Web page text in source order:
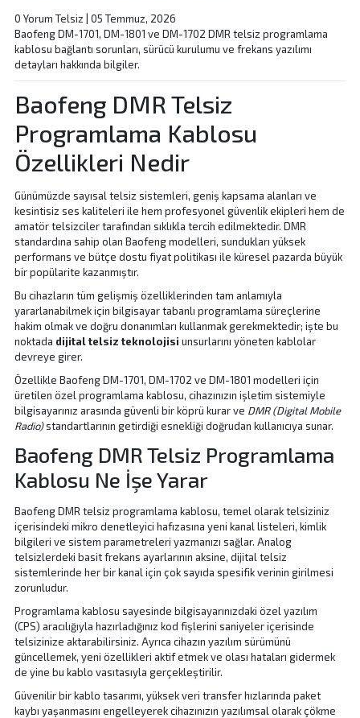
0 YorumTelsiz | 05 Temmuz, 2026
Baofeng DM-1701, DM-1801 ve DM-1702 DMR telsiz programlama
kablosu bağlantı sorunları, sürücü kurulumu ve frekans yazılımı
detayları hakkında bilgiler.
Baofeng DMR Telsiz
Programlama Kablosu
Özellikleri Nedir
Günümüzde sayısal telsiz sistemleri, geniş kapsama alanları ve
kesintisiz ses kaliteleri ile hem profesyonel güvenlik ekipleri hem de
amatör telsizciler tarafından sıklıkla tercih edilmektedir. DMR
standardına sahip olan Baofeng modelleri, sundukları yüksek
performans ve bütçe dostu fiyat politikası ile küresel pazarda büyük
bir popülarite kazanmıştır.
Bu cihazların tüm gelişmiş özelliklerinden tam anlamıyla
yararlanabilmek için bilgisayar tabanlı programlama süreçlerine
hakim olmak ve doğru donanımları kullanmak gerekmektedir; işte bu
noktada dijital telsiz teknolojisi unsurlarını yöneten kablolar
devreye girer.
Özellikle Baofeng DM-1701, DM-1702 ve DM-1801 modelleri için
üretilen özel programlama kablosu, cihazınızın işletim sistemiyle
bilgisayarınız arasında güvenli bir köprü kurar ve DMR (Digital Mobile
Radio)standartlarının getirdiği esnekliği doğrudan kullanıcıya sunar.
Baofeng DMR Telsiz Programlama
Kablosu Ne İşe Yarar
Baofeng DMR telsiz programlama kablosu, temel olarak telsiziniz
içerisindeki mikro denetleyici hafızasına yeni kanal listeleri, kimlik
bilgileri ve sistem parametreleri yazmanızı sağlar. Analog
telsizlerdeki basit frekans ayarlarının aksine, dijital telsiz
sistemlerinde her bir kanal için çok sayıda spesifik verinin girilmesi
zorunludur.
Programlama kablosu sayesinde bilgisayarınızdaki özel yazılım
(CPS) aracılığıyla hazırladığınız kod fişlerini saniyeler içerisinde
telsizinize aktarabilirsiniz. Ayrıca cihazın yazılım sürümünü
güncellemek, yeni özellikleri aktif etmek ve olası hataları gidermek
de yine bu kablo vasıtasıyla gerçekleştirilir.
Güvenilir bir kablo tasarımı, yüksek veri transfer hızlarında paket
kaybı yaşanmasını engelleyerek cihazınızın yazılımsal olarak çökme